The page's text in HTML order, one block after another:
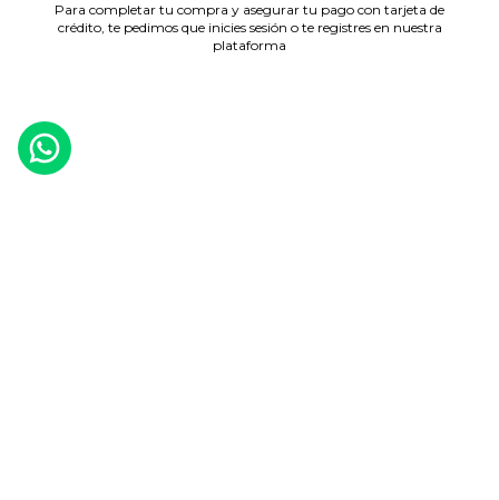
Para completar tu compra y asegurar tu pago con tarjeta de
crédito, te pedimos que inicies sesión o te registres en nuestra
plataforma